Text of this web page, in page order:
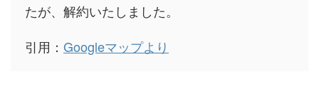
たが、解約いたしました。
引用： Googleマップより